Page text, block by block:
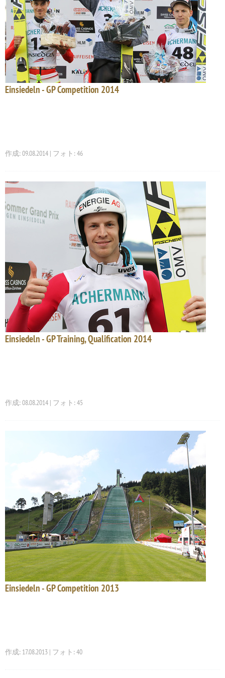
Einsiedeln - GP Competition 2014
作成: 09.08.2014 | フォト: 46
Einsiedeln - GP Training, Qualification 2014
作成: 08.08.2014 | フォト: 45
Einsiedeln - GP Competition 2013
作成: 17.08.2013 | フォト: 40